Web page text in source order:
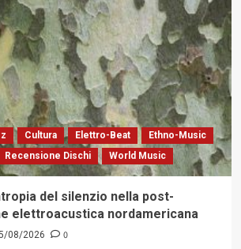
Cultura Elettro-Beat
Ethno-Music
Recensione Dischi World Music
del silenzio nella post-
elettroacustica nordamericana
08/2026 0